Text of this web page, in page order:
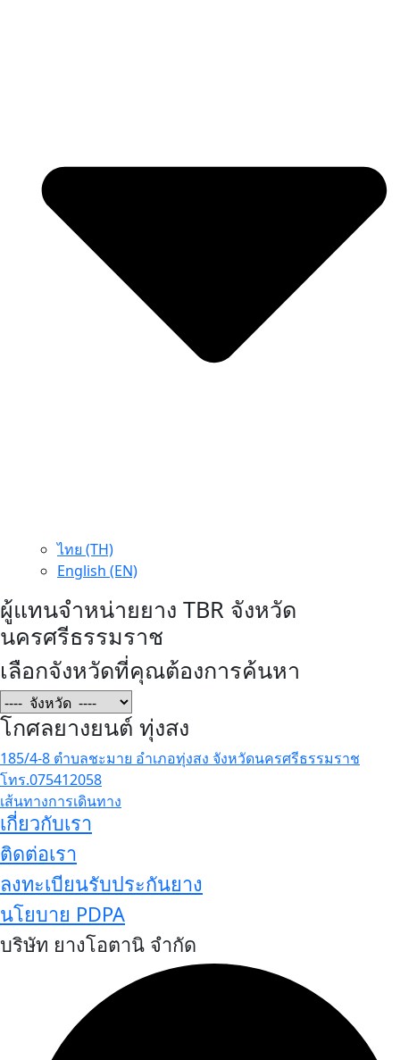
ไทย (TH)
English (EN)
ผู้แทนจำหน่ายยาง TBR จังหวัด
นครศรีธรรมราช
เลือกจังหวัดที่คุณต้องการค้นหา
โกศลยางยนต์ ทุ่งสง
185/4-8 ตำบลชะมาย อำเภอทุ่งสง จังหวัดนครศรีธรรมราช
โทร.075412058
เส้นทางการเดินทาง
เกี่ยวกับเรา
ติดต่อเรา
ลงทะเบียนรับประกันยาง
นโยบาย PDPA
บริษัท ยางโอตานิ จำกัด